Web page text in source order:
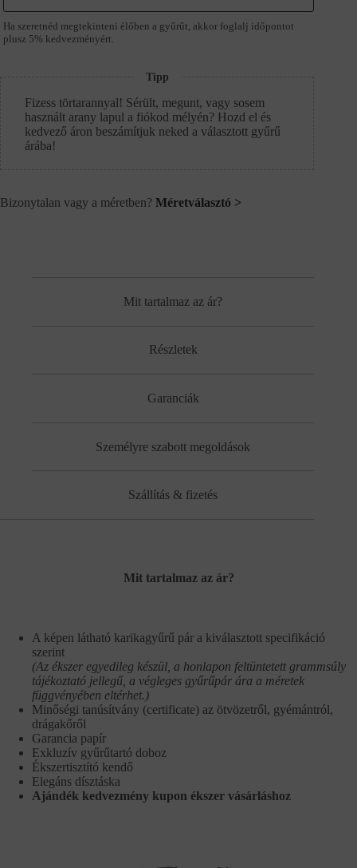
Ha szeretnéd megtekinteni élőben a gyűrűt, akkor foglalj időpontot
plusz 5% kedvezményért.
Tipp
Fizess törtarannyal! Sérült, megunt, vagy sosem
használt arany lapul a fiókod mélyén? Hozd el és
kedvező áron beszámítjuk neked a választott gyűrű
árába!
Bizonytalan vagy a méretben? Méretválasztó >
Mit tartalmaz az ár?
Részletek
Garanciák
Személyre szabott megoldások
Szállítás & fizetés
Mit tartalmaz az ár?
A képen látható karikagyűrű pár a kiválasztott specifikáció
szerint
(Az ékszer egyedileg készül, a honlapon feltüntetett grammsúly
tájékoztató jellegű, a végleges gyűrűpár ára a méretek
függvényében eltérhet.)
Minőségi tanúsítvány (certificate) az ötvözetről, gyémántról,
drágakőről
Garancia papír
Exkluzív gyűrűtartó doboz
Ékszertisztító kendő
Elegáns dísztáska
Ajándék kedvezmény kupon ékszer vásárláshoz